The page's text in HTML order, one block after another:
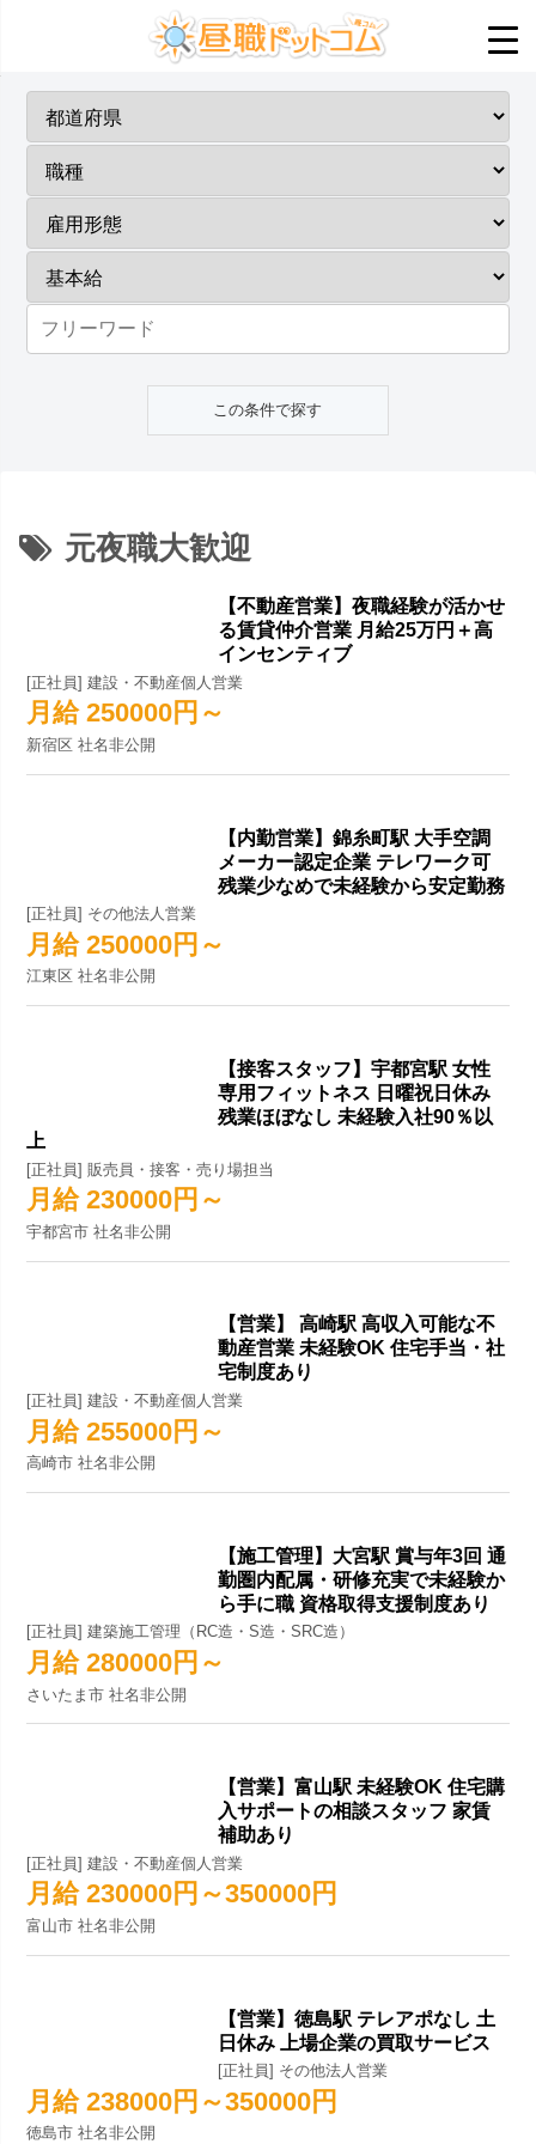
元夜職大歓迎
【不動産営業】夜職経験が活かせ
る賃貸仲介営業 月給25万円＋高
インセンティブ
[正社員] 建設・不動産個人営業
月給 250000円～
新宿区 社名非公開
【内勤営業】錦糸町駅 大手空調
メーカー認定企業 テレワーク可
残業少なめで未経験から安定勤務
[正社員] その他法人営業
月給 250000円～
江東区 社名非公開
【接客スタッフ】宇都宮駅 女性
専用フィットネス 日曜祝日休み
残業ほぼなし 未経験入社90％以
上
[正社員] 販売員・接客・売り場担当
月給 230000円～
宇都宮市 社名非公開
【営業】 高崎駅 高収入可能な不
動産営業 未経験OK 住宅手当・社
宅制度あり
[正社員] 建設・不動産個人営業
月給 255000円～
高崎市 社名非公開
【施工管理】大宮駅 賞与年3回 通
勤圏内配属・研修充実で未経験か
ら手に職 資格取得支援制度あり
[正社員] 建築施工管理（RC造・S造・SRC造）
月給 280000円～
さいたま市 社名非公開
【営業】富山駅 未経験OK 住宅購
入サポートの相談スタッフ 家賃
補助あり
[正社員] 建設・不動産個人営業
月給 230000円～350000円
富山市 社名非公開
【営業】徳島駅 テレアポなし 土
日休み 上場企業の買取サービス
[正社員] その他法人営業
月給 238000円～350000円
徳島市 社名非公開